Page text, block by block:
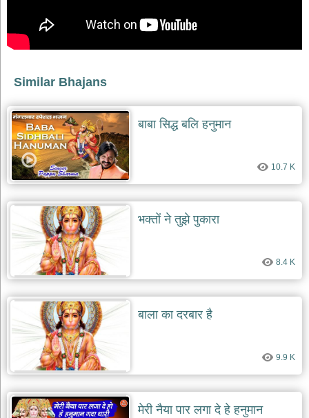
nath
bhajans
भक्ति
patriotic
bhajans
खाटू
श्याम
भजन
khatu
bhajans
रानी
सती
भजन
rani
dadi
bhajans
बावा
लाल
दयाल
भजन
lal
dayal
bhajans
Similar Bhajans
बाबा सिद्ध बलि हनुमान
10.7 K
भक्तों ने तुझे पुकारा
8.4 K
बाला का दरबार है
9.9 K
मेरी नैया पार लगा दे हे हनुमान